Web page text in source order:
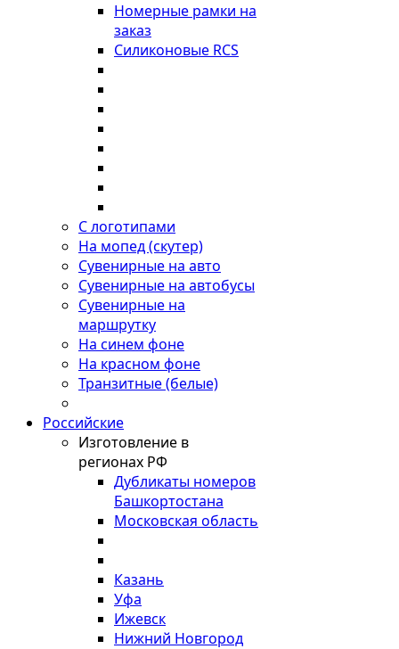
Номерные рамки на
заказ
Силиконовые RCS
С логотипами
На мопед (скутер)
Сувенирные на авто
Сувенирные на автобусы
Сувенирные на
маршрутку
На синем фоне
На красном фоне
Транзитные (белые)
Российские
Изготовление в
регионах РФ
Дубликаты номеров
Башкортостана
Московская область
Казань
Уфа
Ижевск
Нижний Новгород